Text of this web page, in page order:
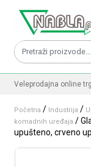
Pretraži:
Veleprodajna online
Početna / Industrija /
komadnih uređaja /
upušteno, crveno